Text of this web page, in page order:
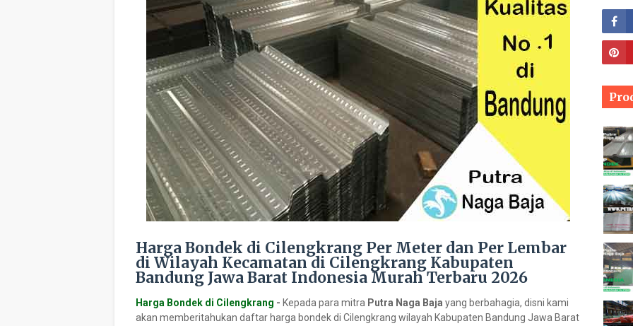
Harga Bondek di Cilengkrang Per Meter dan Per Lembar
di Wilayah Kecamatan di Cilengkrang Kabupaten
Bandung Jawa Barat Indonesia Murah Terbaru 2026
Harga Bondek di Cilengkrang - Kepada para mitra Putra Naga Baja yang berbahagia, disni kami
akan memberitahukan daftar harga bondek di Cilengkrang wilayah Kabupaten Bandung Jawa Barat